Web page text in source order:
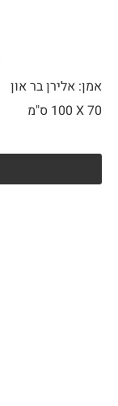
אמן: אלירן בר און
70 X